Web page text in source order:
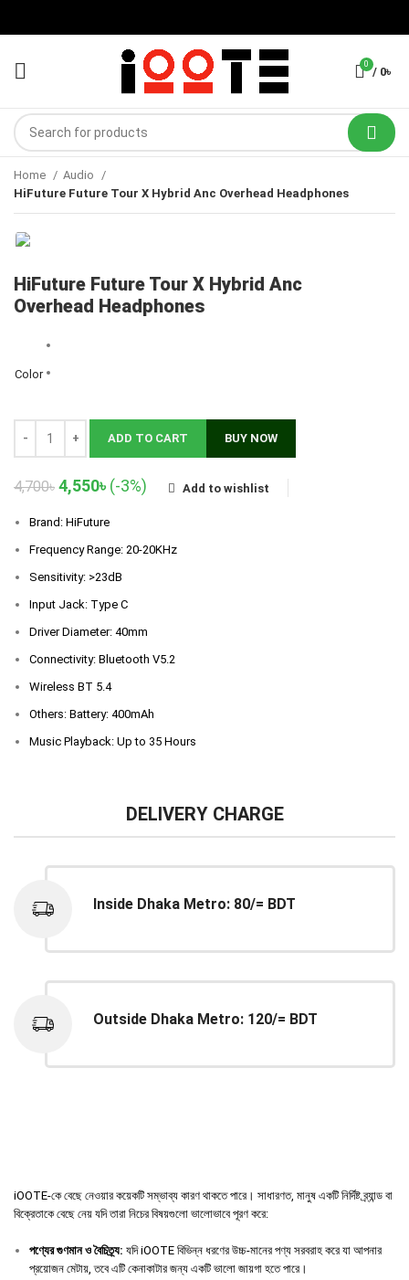
0
/ 0৳
Home
Audio
HiFuture Future Tour X Hybrid Anc Overhead Headphones
HiFuture Future Tour X Hybrid Anc
Overhead Headphones
Color
ADD TO CART BUY NOW
4,700৳ Original
was:
4,700৳.
4,550৳Current
is:
4,550৳.
(-3%) Add to wishlist
Brand: HiFuture
Frequency Range: 20-20KHz
Sensitivity: >23dB
Input Jack: Type C
Driver Diameter: 40mm
Connectivity: Bluetooth V5.2
Wireless BT 5.4
Others: Battery: 400mAh
Music Playback: Up to 35 Hours
DELIVERY CHARGE
Inside Dhaka Metro: 80/= BDT
Outside Dhaka Metro: 120/= BDT
iOOTE-কে বেছে নেওয়ার কয়েকটি সম্ভাব্য কারণ থাকতে পারে। সাধারণত, মানুষ একটি নির্দিষ্ট ব্র্যান্ড বা
বিক্রেতাকে বেছে নেয় যদি তারা নিচের বিষয়গুলো ভালোভাবে পূরণ করে:
পণ্যের গুণমান ও বৈচিত্র্য: যদি iOOTE বিভিন্ন ধরণের উচ্চ-মানের পণ্য সরবরাহ করে যা আপনার
প্রয়োজন মেটায়, তবে এটি কেনাকাটার জন্য একটি ভালো জায়গা হতে পারে।